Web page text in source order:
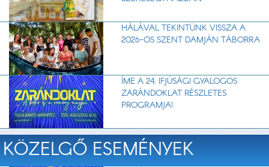
HÁLÁVAL TEKINTÜNK VISSZA A
2026-OS SZENT DAMJÁN TÁBORRA
ÍME A 24. IFJÚSÁGI GYALOGOS
ZARÁNDOKLAT RÉSZLETES
PROGRAMJA!
KÖZELGŐ ESEMÉNYEK